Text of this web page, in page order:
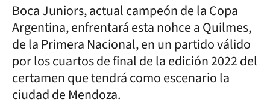
Boca Juniors, actual campeón de la Copa
Argentina, enfrentará esta nohce a Quilmes,
de la Primera Nacional, en un partido válido
por los cuartos de final de la edición 2022 del
certamen que tendrá como escenario la
ciudad de Mendoza.